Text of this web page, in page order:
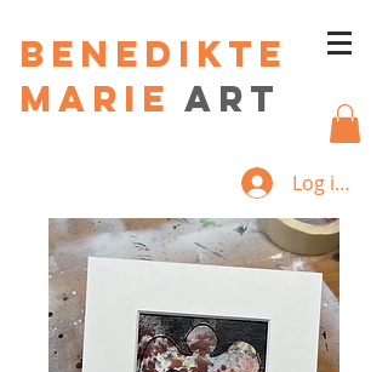
Benedikte
Marie art
Log ind